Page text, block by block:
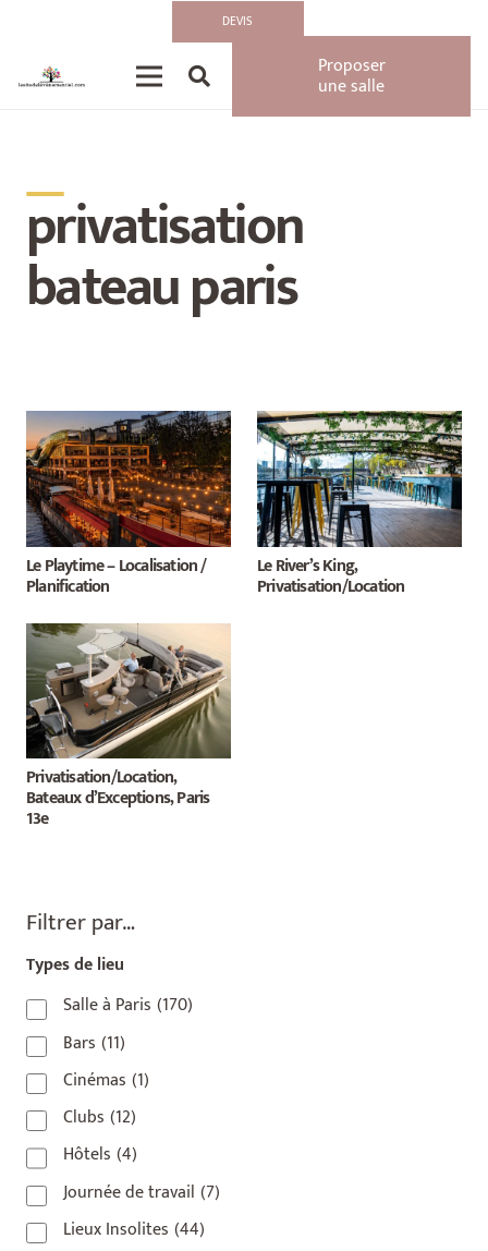
DEVIS
Proposer
une salle
__
privatisation
bateau paris
Le Playtime – Localisation /
Planification
Le River’s King,
Privatisation/Location
Privatisation/Location,
Bateaux d’Exceptions, Paris
13e
Filtrer par…
Types de lieu
Salle à Paris (170)
Bars (11)
Cinémas (1)
Clubs (12)
Hôtels (4)
Journée de travail (7)
Lieux Insolites (44)